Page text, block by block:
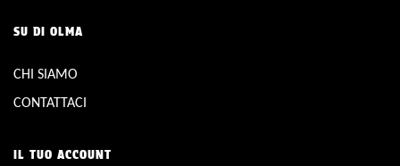
SU DI OLMA
CHI SIAMO
CONTATTACI
IL TUO ACCOUNT